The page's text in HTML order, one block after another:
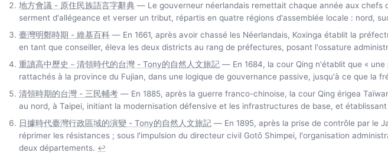
地方會議 - 原住民族語言字辭典 — Le gouverneur néerlandais remettait chaque année aux chefs
serment d'allégeance et verser un tribut, répartis en quatre régions d'assemblée locale : nord,
臺灣明鄭時期 - 維基百科 — En 1661, après avoir chassé les Néerlandais, Koxinga établit la
en tant que conseiller, éleva les deux districts au rang de préfectures, posant l'ossature
重讀高中歷史－清領時代的台灣 - Tony的自然人文旅記 — En 1684, la cour Qing n'établit que «
rattachés à la province du Fujian, dans une logique de gouvernance passive, jusqu'à ce que la
清領時期的台灣 - 三民輔考 — En 1885, après la guerre franco-chinoise, la cour Qing érigea
au nord, à Taipei, initiant la modernisation défensive et les infrastructures de base, et
日據時代臺灣行政區域的演變 - Tony的自然人文旅記 — En 1895, après la prise de contrôle par le
réprimer les résistances ; sous l'impulsion du directeur civil Gotō Shimpei, l'organisation
deux départements. ↩